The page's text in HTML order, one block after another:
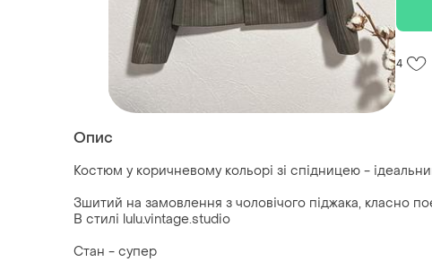
4
Опис
Костюм у коричневому кольорі зі спідницею -
Зшитий на замовлення з чоловічого піджака, класно
В стилі lulu.vintage.studio
Стан - супер